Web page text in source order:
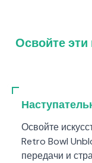
Освойте
Освойте
Retro Bowl
передачи и